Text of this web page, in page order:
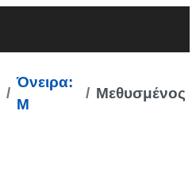
Όνειρα:
Μ
Μεθυσμένος